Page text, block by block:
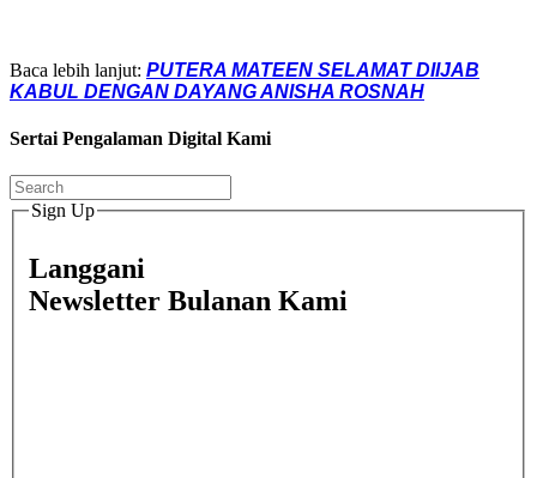
Baca lebih lanjut: PUTERA MATEEN SELAMAT DIIJAB
KABUL DENGAN DAYANG ANISHA ROSNAH
Sertai Pengalaman Digital Kami
Sign Up
Langgani
Newsletter Bulanan Kami